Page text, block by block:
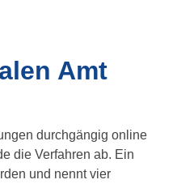
Amt
durchgängig online
die Verfahren ab. Ein
und nennt vier